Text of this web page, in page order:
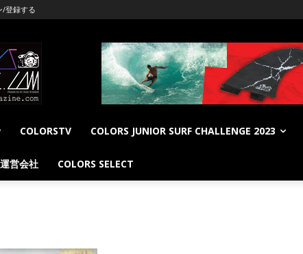
/登録する
COLORSTV COLORS JUNIOR SURF CHALLENGE 2023
運営会社 COLORS SELECT